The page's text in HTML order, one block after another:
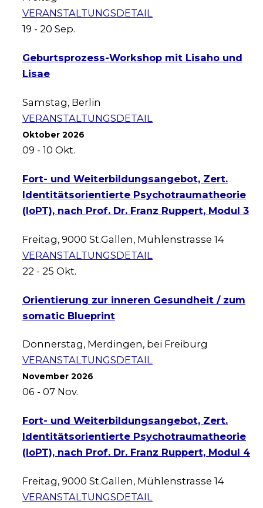
VERANSTALTUNGSDETAIL
19 - 20 Sep.
Geburtsprozess-Workshop mit Lisaho und
Lisae
Samstag, Berlin
VERANSTALTUNGSDETAIL
Oktober 2026
09 - 10 Okt.
Fort- und Weiterbildungsangebot, Zert.
Identitätsorientierte Psychotraumatheorie
(IoPT), nach Prof. Dr. Franz Ruppert, Modul 3
Freitag, 9000 St.Gallen, Mühlenstrasse 14
VERANSTALTUNGSDETAIL
22 - 25 Okt.
Orientierung zur inneren Gesundheit / zum
somatic Blueprint
Donnerstag, Merdingen, bei Freiburg
VERANSTALTUNGSDETAIL
November 2026
06 - 07 Nov.
Fort- und Weiterbildungsangebot, Zert.
Identitätsorientierte Psychotraumatheorie
(IoPT), nach Prof. Dr. Franz Ruppert, Modul 4
Freitag, 9000 St.Gallen, Mühlenstrasse 14
VERANSTALTUNGSDETAIL